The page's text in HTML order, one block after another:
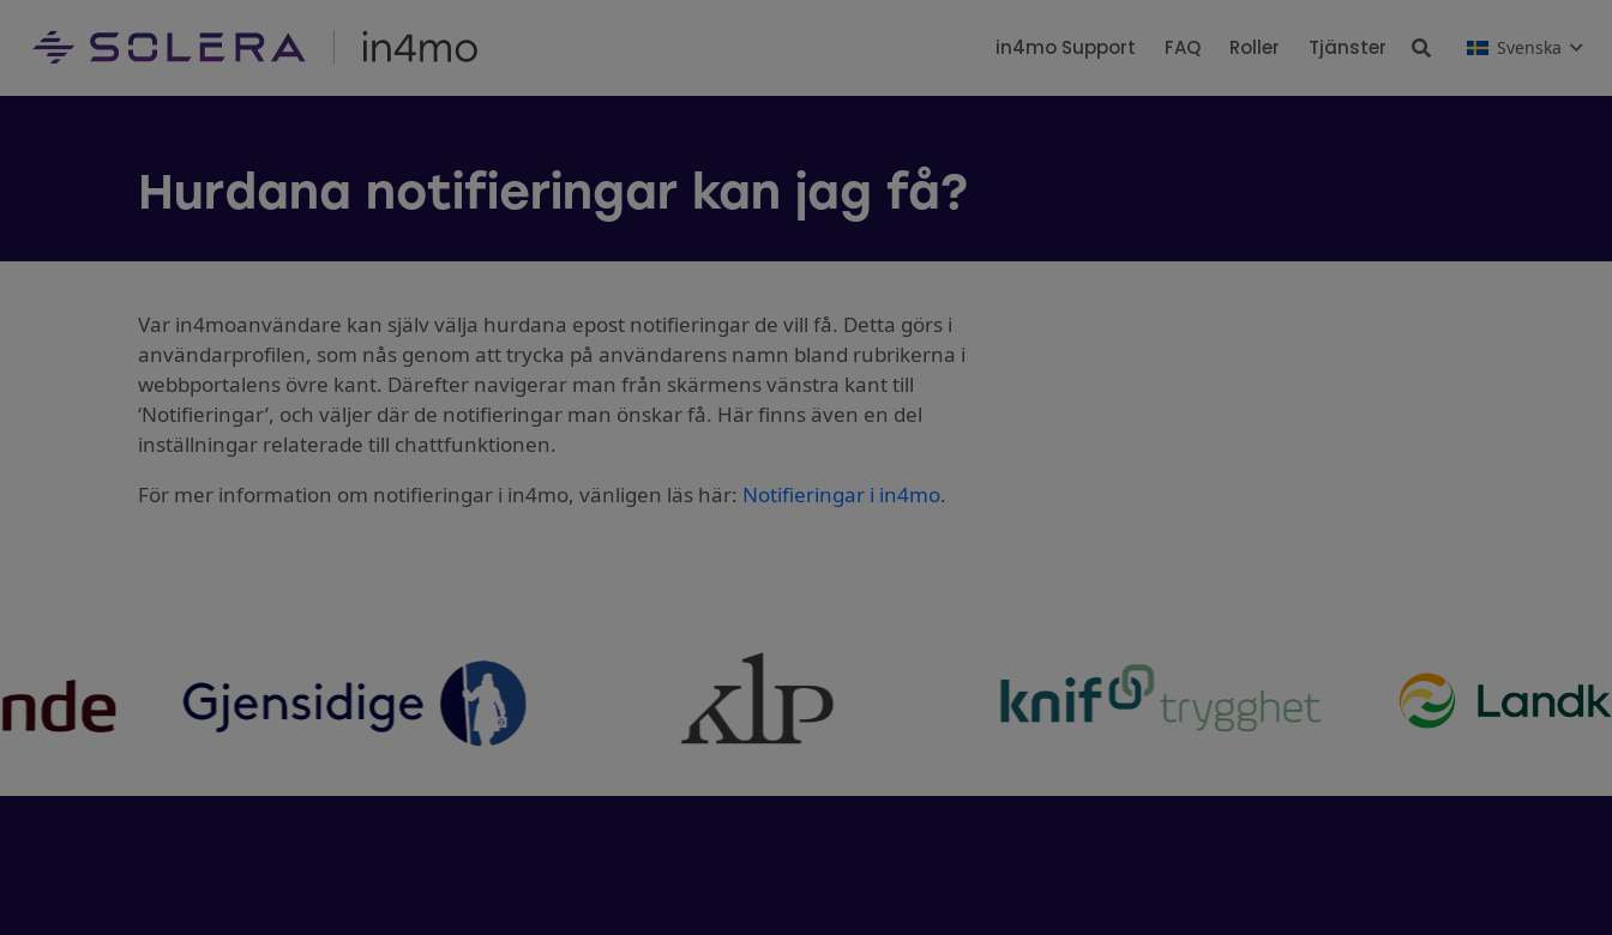
in4mo Support FAQ Roller Tjänster Svenska
Hurdana notifieringar kan jag få?
Var in4moanvändare kan själv välja hurdana epost notifieringar de vill få. Detta görs i
användarprofilen, som nås genom att trycka på användarens namn bland rubrikerna i
webbportalens övre kant. Därefter navigerar man från skärmens vänstra kant till
‘Notifieringar’, och väljer där de notifieringar man önskar få. Här finns även en del
inställningar relaterade till chattfunktionen.
För mer information om notifieringar i in4mo, vänligen läs här: Notifieringar i in4mo.